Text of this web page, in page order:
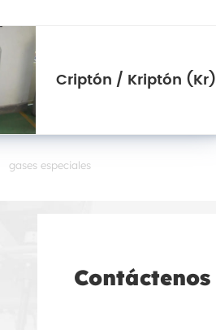
Criptón / Kriptón (Kr)
gases especiales
Contáctenos